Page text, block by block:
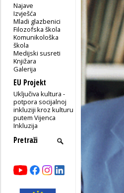
Najave
Izvješća
Mladi glazbenici
Filozofska škola
Komunikološka
škola
Medijski susreti
Knjižara
Galerija
EU Projekt
Uključiva kultura -
potpora socijalnoj
inkluziji kroz kulturu
putem Vijenca
Inkluzija